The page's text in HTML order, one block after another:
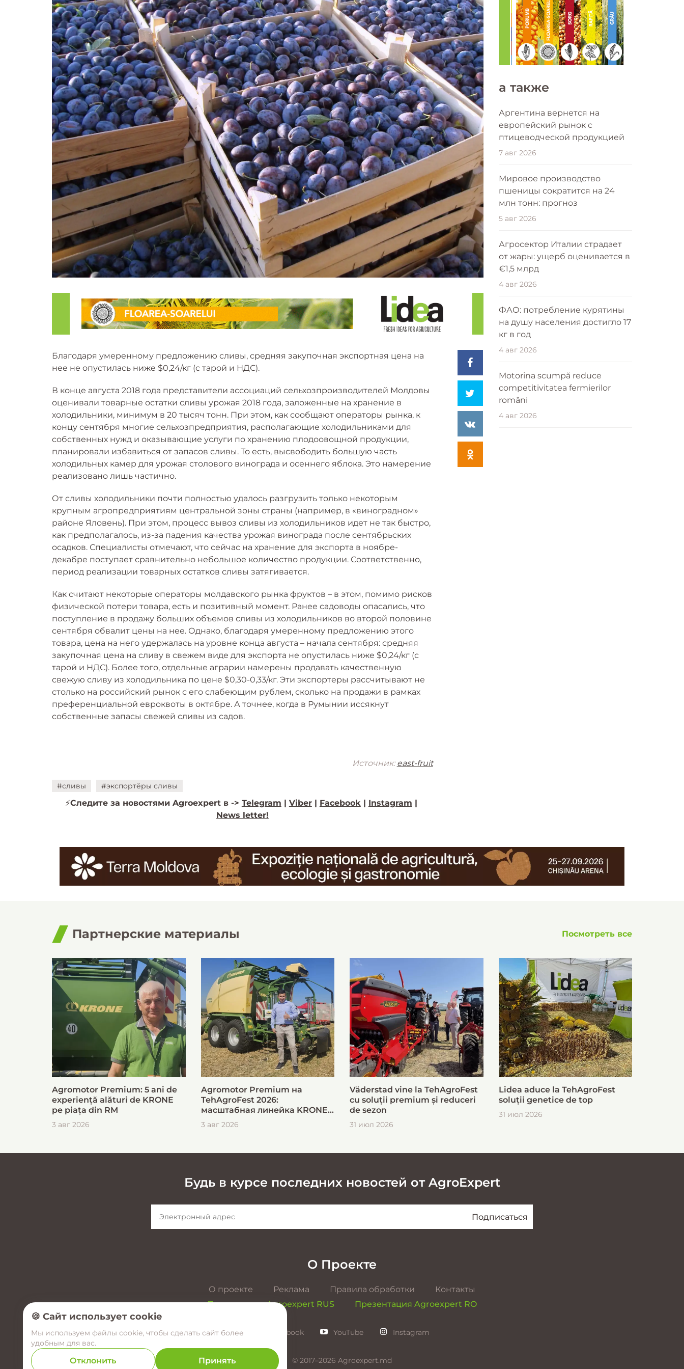
Благодаря умеренному предложению сливы, средняя закупочная экспортная цена на
нее не опустилась ниже $0,24/кг (с тарой и НДС).
В конце августа 2018 года представители ассоциаций сельхозпроизводителей Молдовы
оценивали товарные остатки сливы урожая 2018 года, заложенные на хранение в
холодильники, минимум в 20 тысяч тонн. При этом, как сообщают операторы рынка, к
концу сентября многие сельхозпредприятия, располагающие холодильниками для
собственных нужд и оказывающие услуги по хранению плодоовощной продукции,
планировали избавиться от запасов сливы. То есть, высвободить большую часть
холодильных камер для урожая столового винограда и осеннего яблока. Это намерение
реализовано лишь частично.
От сливы холодильники почти полностью удалось разгрузить только некоторым
крупным агропредприятиям центральной зоны страны (например, в «виноградном»
районе Яловень). При этом, процесс вывоз сливы из холодильников идет не так быстро,
как предполагалось, из-за падения качества урожая винограда после сентябрьских
осадков. Специалисты отмечают, что сейчас на хранение для экспорта в ноябре-
декабре поступает сравнительно небольшое количество продукции. Соответственно,
период реализации товарных остатков сливы затягивается.
Как считают некоторые операторы молдавского рынка фруктов – в этом, помимо рисков
физической потери товара, есть и позитивный момент. Ранее садоводы опасались, что
поступление в продажу больших объемов сливы из холодильников во второй половине
сентября обвалит цены на нее. Однако, благодаря умеренному предложению этого
товара, цена на него удержалась на уровне конца августа – начала сентября: средняя
закупочная цена на сливу в свежем виде для экспорта не опустилась ниже $0,24/кг (с
тарой и НДС). Более того, отдельные аграрии намерены продавать качественную
свежую сливу из холодильника по цене $0,30-0,33/кг. Эти экспортеры рассчитывают не
столько на российский рынок с его слабеющим рублем, сколько на продажи в рамках
преференциальной евроквоты в октябре. А точнее, когда в Румынии иссякнут
собственные запасы свежей сливы из садов.
Источник:east-fruit
#сливы #экспортёры сливы
⚡️Следите за новостями Agroexpert в -> Telegram | Viber| Facebook | Instagram |
News letter!
a также
Аргентина вернется на
европейский рынок с
птицеводческой продукцией
7 авг 2026
Мировое производство
пшеницы сократится на 24
млн тонн: прогноз
5 авг 2026
Агросектор Италии страдает
от жары: ущерб оценивается в
€1,5 млрд
4 авг 2026
ФАО: потребление курятины
на душу населения достигло 17
кг в год
4 авг 2026
Motorina scumpă reduce
competitivitatea fermierilor
români
4 авг 2026
Партнерские материалы Посмотреть все
Agromotor Premium: 5 ani de
experiență alături de KRONE
pe piața din RM
3 авг 2026
Agromotor Premium на
TehAgroFest 2026:
масштабная линейка KRONE
для быстрой и эффективной
заготовки кормов
3 авг 2026
Väderstad vine la TehAgroFest
cu soluții premium și reduceri
de sezon
31 июл 2026
Lidea aduce la TehAgroFest
soluții genetice de top
31 июл 2026
Будь в курсе последних новостей от AgroExpert
О Проекте
О проекте Реклама Правила обработки
Контакты
Презентация Agroexpert RUS
Презентация Agroexpert RO
Facebook YouTube Instagram
© 2017–2026 Agroexpert.md
🍪 Сайт использует cookie
Мы используем файлы cookie, чтобы сделать сайт более
удобным для вас.
Отклонить Принять